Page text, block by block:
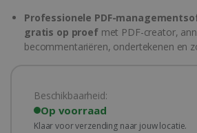
Professionele PDF-
gratis op proefmet PDF-creator,
becommentariëren, ondertekenen en
Beschikbaarheid:
Op voorraad
Klaar voor verzending naar jouw locatie.